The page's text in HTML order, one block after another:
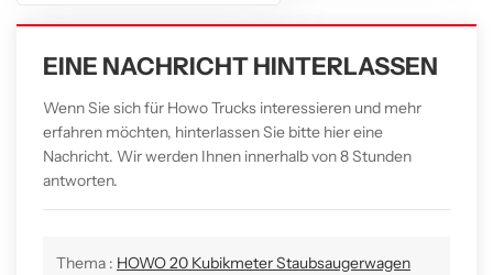
EINE NACHRICHT HINTERLASSEN
Wenn Sie sich für Howo Trucks interessieren und mehr
erfahren möchten, hinterlassen Sie bitte hier eine
Nachricht. Wir werden Ihnen innerhalb von 8 Stunden
antworten.
Thema : HOWO 20 Kubikmeter Staubsaugerwagen